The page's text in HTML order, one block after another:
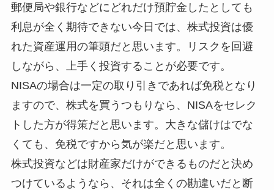
郵便局や銀行などにどれだけ預貯金したとしても
利息が全く期待できない今日では、株式投資は優
れた資産運用の筆頭だと思います。リスクを回避
しながら、上手く投資することが必要です。
NISAの場合は一定の取り引きであれば免税となり
ますので、株式を買うつもりなら、NISAをセレク
トした方が得策だと思います。大きな儲けはでな
くても、免税ですから気が楽だと思います。
株式投資などは財産家だけができるものだと決め
つけているようなら、それは全くの勘違いだと断